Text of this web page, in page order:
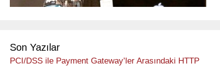
Son Yazılar
PCI/DSS ile Payment Gateway’ler Arasındaki HTTP